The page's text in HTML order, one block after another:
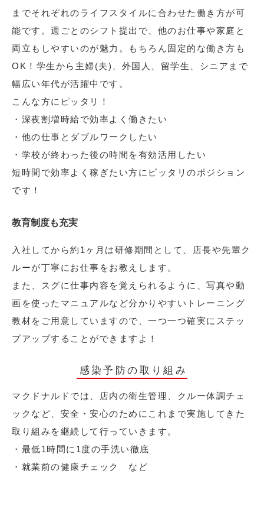
までそれぞれのライフスタイルに合わせた働き方が可
能です。週ごとのシフト提出で、他のお仕事や家庭と
両立もしやすいのが魅力。もちろん固定的な働き方も
OK！学生から主婦(夫)、外国人、留学生、シニアまで
幅広い年代が活躍中です。
こんな方にピッタリ！
・深夜割増時給で効率よく働きたい
・他の仕事とダブルワークしたい
・学校が終わった後の時間を有効活用したい
短時間で効率よく稼ぎたい方にピッタリのポジション
です！
教育制度も充実
入社してから約1ヶ月は研修期間として、店長や先輩ク
ルーが丁寧にお仕事をお教えします。
また、スグに仕事内容を覚えられるように、写真や動
画を使ったマニュアルなど分かりやすいトレーニング
教材をご用意していますので、一つ一つ確実にステッ
プアップすることができますよ！
感染予防の取り組み
マクドナルドでは、店内の衛生管理、クルー体調チェ
ックなど、安全・安心のためにこれまで実施してきた
取り組みを継続して行っていきます。
・最低1時間に1度の手洗い徹底
・就業前の健康チェック など